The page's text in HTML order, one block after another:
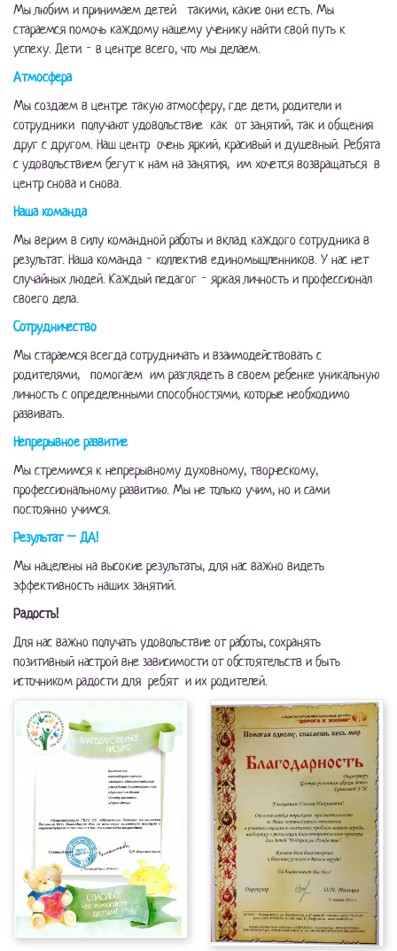
Мы любим и принимаем детей такими, какие они есть. Мы
стараемся помочь каждому нашему ученику найти свой путь к
успеху. Дети - в центре всего, что мы делаем.
Атмосфера
Мы создаем в центре такую атмосферу, где дети, родители и
сотрудники получают удовольствие как от занятий, так и общения
друг с другом. Наш центр очень яркий, красивый и душевный. Ребята
с удовольствием бегут к нам на занятия, им хочется возвращаться в
центр снова и снова.
Наша команда
Мы верим в силу командной работы и вклад каждого сотрудника в
результат. Наша команда - коллектив единомышленников. У нас нет
случайных людей. Каждый педагог - яркая личность и профессионал
своего дела.
Сотрудничество
Мы стараемся всегда сотрудничать и взаимодействовать с
родителями, помогаем им разглядеть в своем ребенке уникальную
личность с определенными способностями, которые необходимо
развивать.
Непрерывное развитие
Мы стремимся к непрерывному духовному, творческому,
профессиональному развитию. Мы не только учим, но и сами
постоянно учимся.
Результат – ДА!
Мы нацелены на высокие результаты, для нас важно видеть
эффективность наших занятий.
Радость!
Для нас важно получать удовольствие от работы, сохранять
позитивный настрой вне зависимости от обстоятельств и быть
источником радости для ребят и их родителей.